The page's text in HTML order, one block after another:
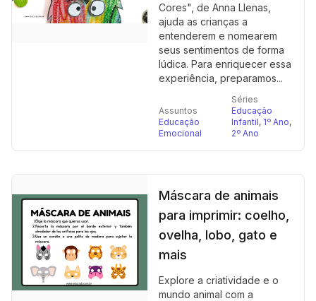
Cores", de Anna Llenas,
ajuda as crianças a
entenderem e nomearem
seus sentimentos de forma
lúdica. Para enriquecer essa
experiência, preparamos...
Assuntos
Educação
Emocional
Séries
Educação
Infantil, 1º Ano,
2º Ano
Máscara de animais
para imprimir: coelho,
ovelha, lobo, gato e
mais
Explore a criatividade e o
mundo animal com a